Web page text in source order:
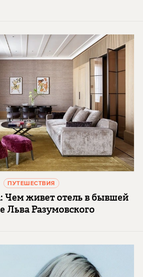
ПУТЕШЕСТВИЯ
Чем живет отель в бывшей
Льва Разумовского